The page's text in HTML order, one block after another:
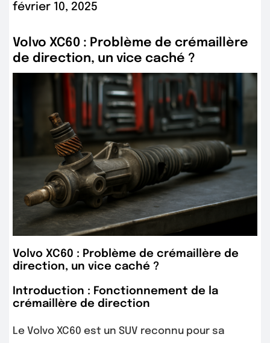
février 10, 2025
Volvo XC60 : Problème de crémaillère
de direction, un vice caché ?
Volvo XC60 : Problème de crémaillère de
direction, un vice caché ?
Introduction : Fonctionnement de la
crémaillère de direction
Le Volvo XC60 est un SUV reconnu pour sa